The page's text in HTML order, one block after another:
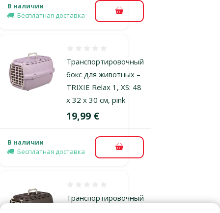
В наличии
Бесплатная доставка
В корзину
Транспортировочный
бокс для животных –
TRIXIE Relax 1, XS: 48
x 32 x 30 см, pink
Цена
19,99 €
В наличии
Бесплатная доставка
В корзину
Транспортировочный